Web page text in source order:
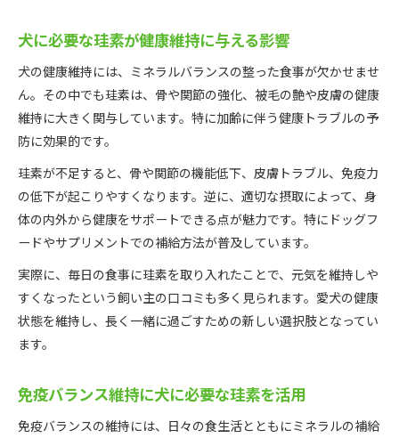
犬に必要な珪素が健康維持に与える影響
犬の健康維持には、ミネラルバランスの整った食事が欠かせませ
ん。その中でも珪素は、骨や関節の強化、被毛の艶や皮膚の健康
維持に大きく関与しています。特に加齢に伴う健康トラブルの予
防に効果的です。
珪素が不足すると、骨や関節の機能低下、皮膚トラブル、免疫力
の低下が起こりやすくなります。逆に、適切な摂取によって、身
体の内外から健康をサポートできる点が魅力です。特にドッグフ
ードやサプリメントでの補給方法が普及しています。
実際に、毎日の食事に珪素を取り入れたことで、元気を維持しや
すくなったという飼い主の口コミも多く見られます。愛犬の健康
状態を維持し、長く一緒に過ごすための新しい選択肢となってい
ます。
免疫バランス維持に犬に必要な珪素を活用
免疫バランスの維持には、日々の食生活とともにミネラルの補給